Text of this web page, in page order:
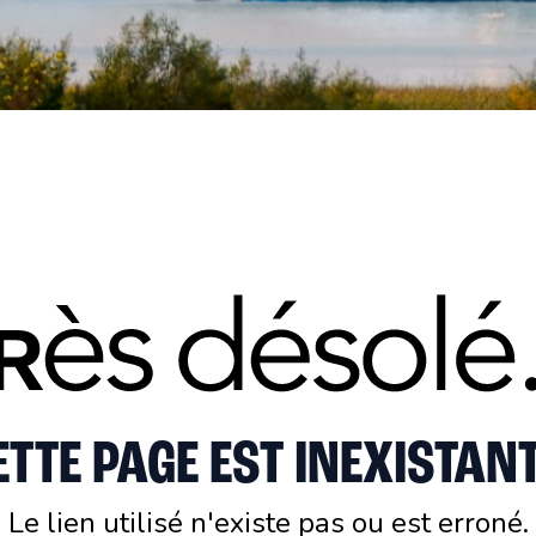
PAGE EST
Le lien utilisé n'existe pas ou est erroné.